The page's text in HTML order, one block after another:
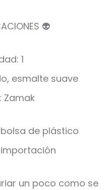
👽
1
esmalte suave
Zamak
de plástico
un poco como se